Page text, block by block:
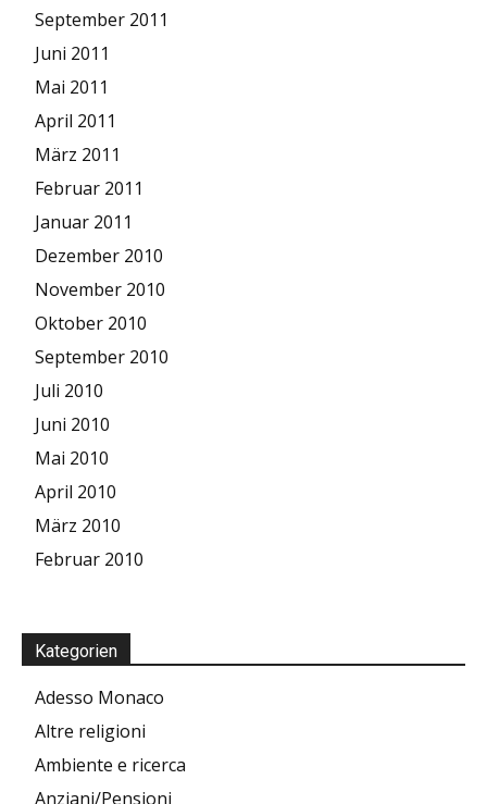
September 2011
Juni 2011
Mai 2011
April 2011
März 2011
Februar 2011
Januar 2011
Dezember 2010
November 2010
Oktober 2010
September 2010
Juli 2010
Juni 2010
Mai 2010
April 2010
März 2010
Februar 2010
Kategorien
Adesso Monaco
Altre religioni
Ambiente e ricerca
Anziani/Pensioni